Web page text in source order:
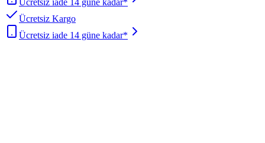
Ücretsiz iade 14 güne kadar*
Ücretsiz Kargo
Ücretsiz iade 14 güne kadar*